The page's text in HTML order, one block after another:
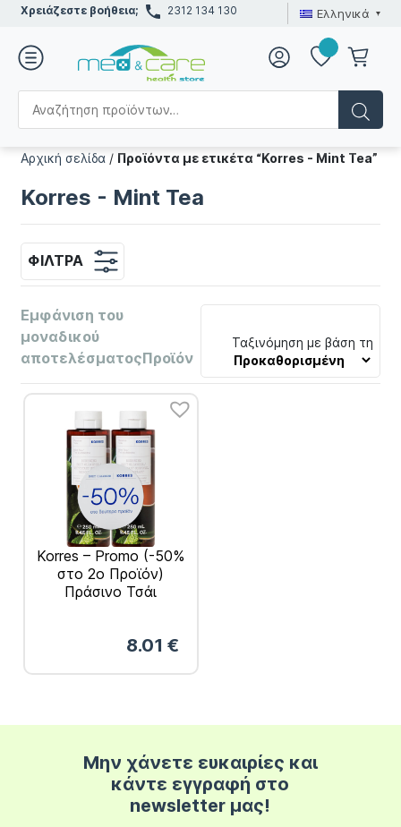
Χρειάζεστε βοήθεια; 2312 134 130 Ελληνικά
Αρχική σελίδα / Προϊόντα με ετικέτα “Korres - Mint Tea”
Korres - Mint Tea
ΦΊΛΤΡΑ
Εμφάνιση του
μοναδικού
αποτελέσματοςΠροϊόν
Ταξινόμηση με βάση τη
Korres – Promo (-50%
στο 2ο Προϊόν)
Πράσινο Τσάι
8.01 €
Μην χάνετε ευκαιρίες και
κάντε εγγραφή στο
newsletter μας!